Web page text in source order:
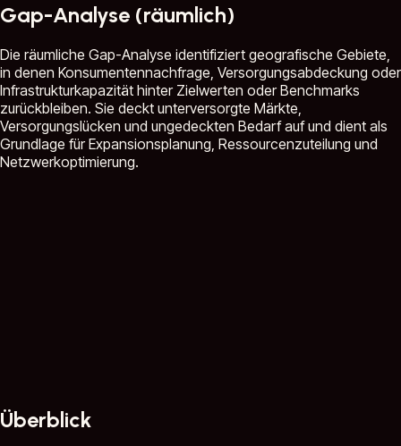
Gap-Analyse (räumlich)
Die räumliche Gap-Analyse identifiziert geografische Gebiete,
in denen Konsumentennachfrage, Versorgungsabdeckung oder
Infrastrukturkapazität hinter Zielwerten oder Benchmarks
zurückbleiben. Sie deckt unterversorgte Märkte,
Versorgungslücken und ungedeckten Bedarf auf und dient als
Grundlage für Expansionsplanung, Ressourcenzuteilung und
Netzwerkoptimierung.
Überblick